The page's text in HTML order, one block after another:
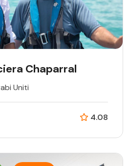
Chaparral
Uniti
4.08